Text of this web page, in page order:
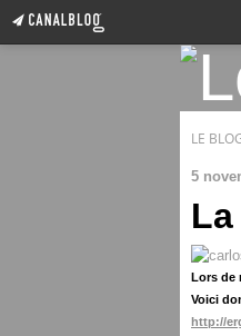
LE
5
Lors de
Voici
http://